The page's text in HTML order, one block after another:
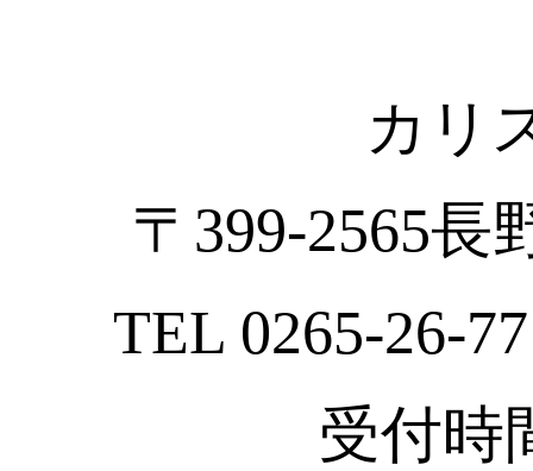
カリ
〒399-2565長
TEL 0265-26-
受付時